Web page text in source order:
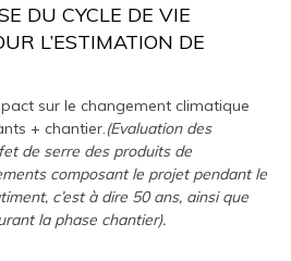
DU CYCLE DE VIE
L’ESTIMATION DE
sur le changement climatique
+ chantier.(Evaluation des
de serre des produits de
composant le projet pendant le
c’est à dire 50 ans, ainsi que
la phase chantier).